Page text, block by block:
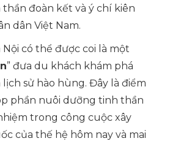
đoàn kết và ý chí kiên
dân Việt Nam.
có thể được coi là một
” đưa du khách khám phá
sử hào hùng. Đây là điểm
phần nuôi dưỡng tinh thần
trong công cuộc xây
của thế hệ hôm nay và mai